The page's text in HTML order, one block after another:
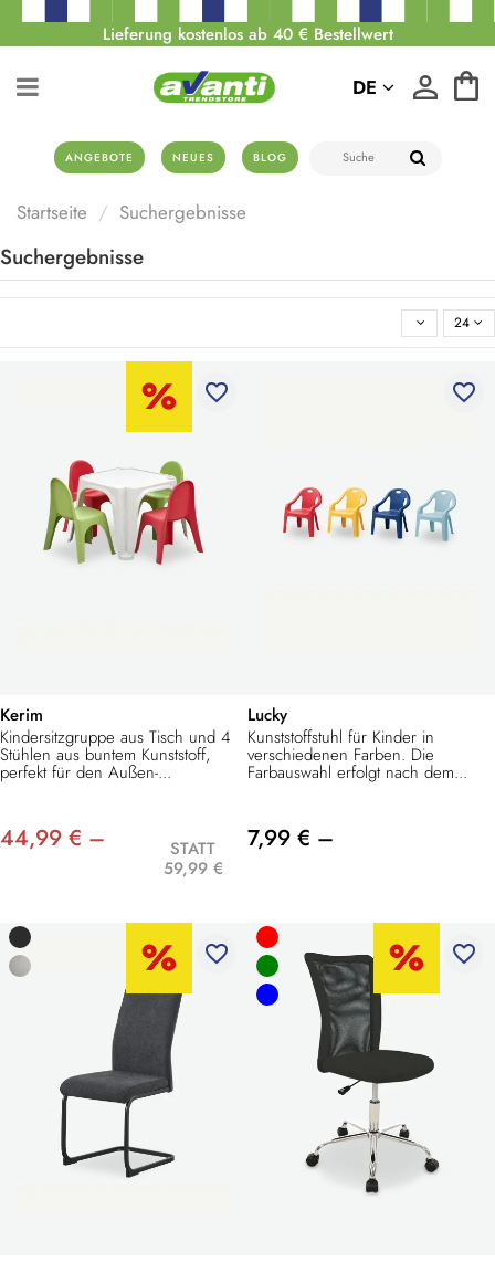
Lieferung kostenlos ab 40 € Bestellwert
ANGEBOTE NEUES BLOG
DE
Startseite Suchergebnisse
Suchergebnisse
24
favorite_border
Kerim
Kindersitzgruppe aus Tisch und 4
Stühlen aus buntem Kunststoff,
perfekt für den Außen-...
44,99 € –
STATT
59,99 €
favorite_border
Lucky
Kunststoffstuhl für Kinder in
verschiedenen Farben. Die
Farbauswahl erfolgt nach dem...
7,99 € –
favorite_border favorite_border